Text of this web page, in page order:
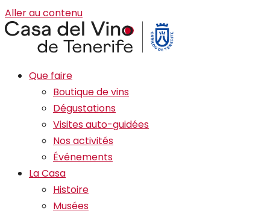
Aller au contenu
Que faire
Boutique de vins
Dégustations
Visites auto-guidées
Nos activités
Événements
La Casa
Histoire
Musées